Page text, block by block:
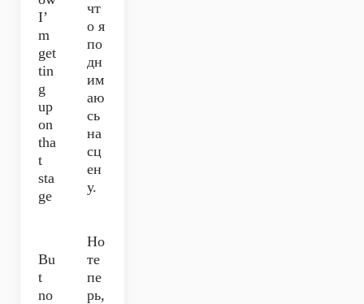
I’
m
get
tin
g
up
on
tha
t
sta
ge
чт
о я
по
дн
им
аю
сь
на
сц
ен
у.
Bu
t
no
Но
те
пе
рь,